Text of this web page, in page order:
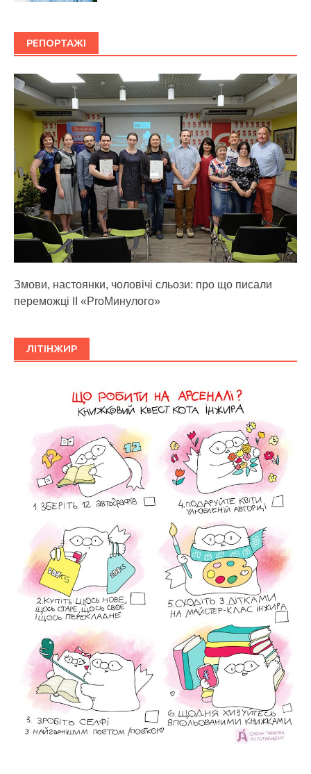
РЕПОРТАЖІ
Змови, настоянки, чоловічі сльози: про що писали
переможці ІІ «ProМинулого»
ЛІТІНЖИР